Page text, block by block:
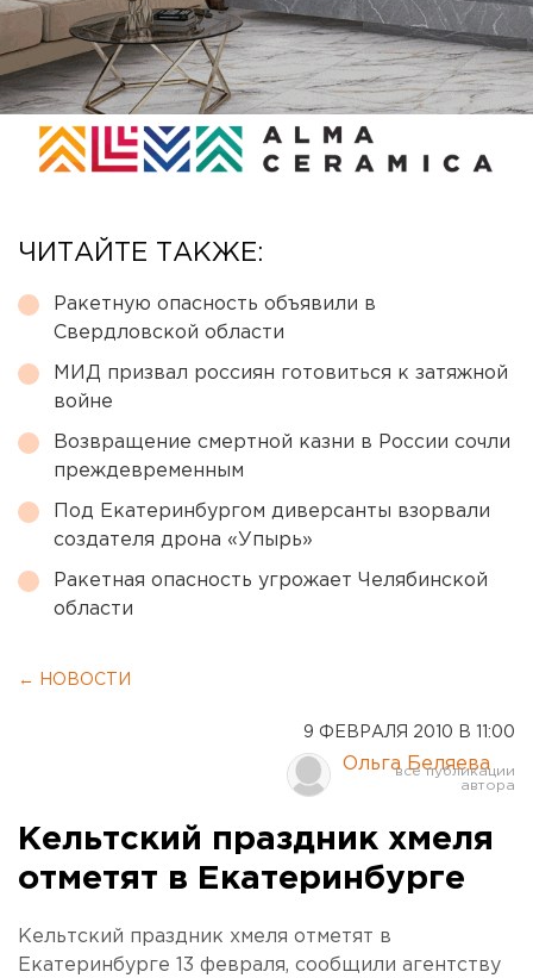
ЧИТАЙТЕ ТАКЖЕ:
Ракетную опасность объявили в
Свердловской области
МИД призвал россиян готовиться к затяжной
войне
Возвращение смертной казни в России сочли
преждевременным
Под Екатеринбургом диверсанты взорвали
создателя дрона «Упырь»
Ракетная опасность угрожает Челябинской
области
← НОВОСТИ
9 ФЕВРАЛЯ 2010 В 11:00
Ольга Беляева
Кельтский праздник хмеля
отметят в Екатеринбурге
Кельтский праздник хмеля отметят в
Екатеринбурге 13 февраля, сообщили агентству